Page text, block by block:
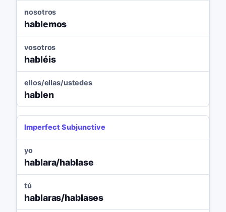
nosotros
hablemos
vosotros
habléis
ellos/ellas/ustedes
hablen
Imperfect Subjunctive
yo
hablara/hablase
tú
hablaras/hablases